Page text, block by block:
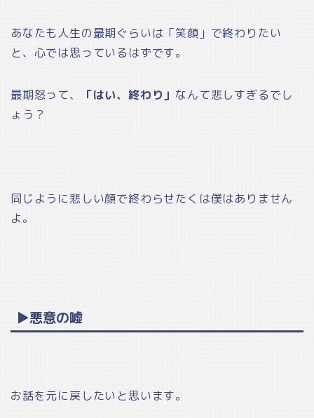
あなたも人生の最期ぐらいは「笑顔」で終わりたい
と、心では思っているはずです。
最期怒って、 「はい、終わり」 なんて悲しすぎるでし
ょう？
同じように悲しい顔で終わらせたくは僕はありません
よ。
▶悪意の嘘
お話を元に戻したいと思います。